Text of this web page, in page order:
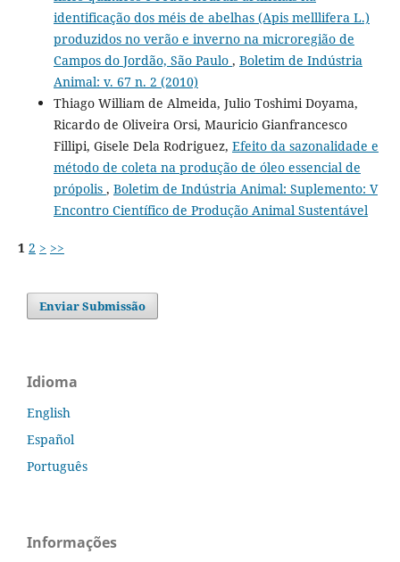
identificação dos méis de abelhas (Apis melllifera L.)
produzidos no verão e inverno na microregião de
Campos do Jordão, São Paulo , Boletim de Indústria
Animal: v. 67 n. 2 (2010)
Thiago William de Almeida, Julio Toshimi Doyama,
Ricardo de Oliveira Orsi, Mauricio Gianfrancesco
Fillipi, Gisele Dela Rodriguez, Efeito da sazonalidade e
método de coleta na produção de óleo essencial de
própolis , Boletim de Indústria Animal: Suplemento: V
Encontro Científico de Produção Animal Sustentável
1 2 > >>
Enviar Submissão
Idioma
English
Español
Português
Informações